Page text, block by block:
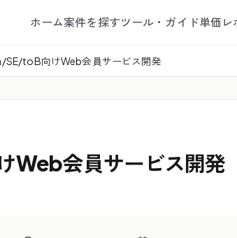
ホーム案件を探すツール・ガイド単価レ
SE/toB向けWeb会員サービス開発
Web会員サービス開発